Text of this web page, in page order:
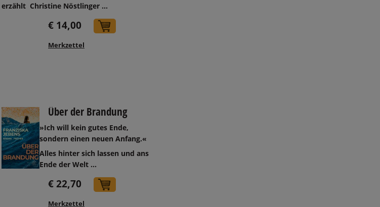
erzählt Christine Nöstlinger ...
€ 14,00
Merkzettel
Über der Brandung
»Ich will kein gutes Ende,
sondern einen neuen Anfang.«
Alles hinter sich lassen und ans
Ende der Welt ...
€ 22,70
Merkzettel